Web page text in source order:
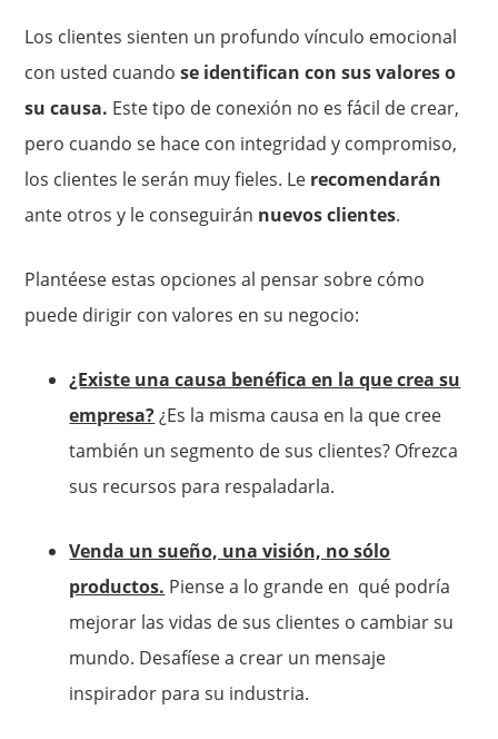
Los clientes sienten un profundo vínculo emocional
con usted cuandose identifican con sus valores o
su causa. Este tipo de conexión no es fácil de crear,
pero cuando se hace con integridad y compromiso,
los clientes le serán muy fieles. Le recomendarán
ante otros y le conseguirán nuevos clientes.
Plantéese estas opciones al pensar sobre cómo
puede dirigir con valores en su negocio:
¿Existe una causa benéfica en la que crea su
empresa?¿Es la misma causa en la que cree
también un segmento de sus clientes? Ofrezca
sus recursos para respaladarla.
Venda un sueño, una visión, no sólo
productos. Piense a lo grande en qué podría
mejorar las vidas de sus clientes o cambiar su
mundo. Desafíese a crear un mensaje
inspirador para su industria.